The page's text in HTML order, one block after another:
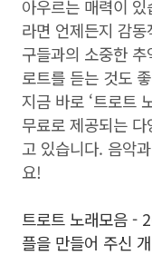
아우르는 매력이 있
라면 언제든지 감
구들과의 소중한
로트를 듣는 것도
지금 바로 ‘트로트
무료로 제공되는
고 있습니다. 음악
요!
트로트 노래모음 -
플을 만들어 주신